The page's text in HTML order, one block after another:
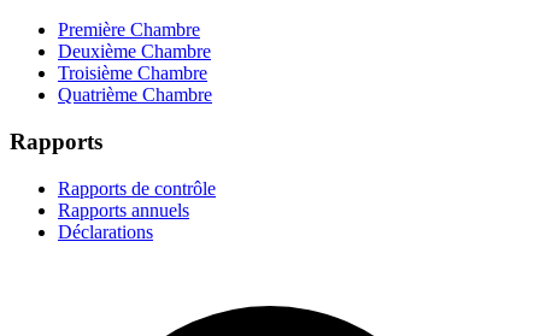
Première Chambre
Deuxième Chambre
Troisième Chambre
Quatrième Chambre
Rapports
Rapports de contrôle
Rapports annuels
Déclarations